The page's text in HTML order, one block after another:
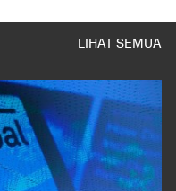
LIHAT SEMUA